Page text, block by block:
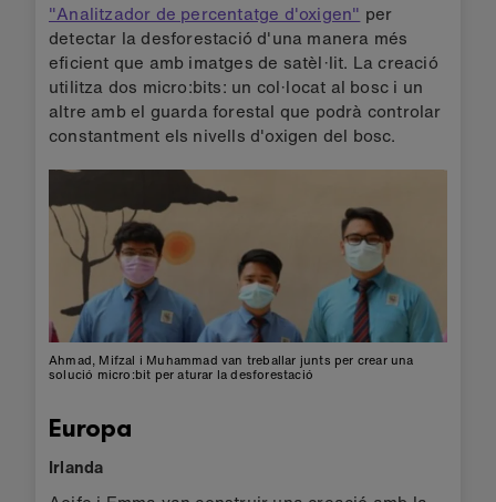
"Analitzador de percentatge d'oxigen" per
detectar la desforestació d'una manera més
eficient que amb imatges de satèl·lit. La creació
utilitza dos micro:bits: un col·locat al bosc i un
altre amb el guarda forestal que podrà controlar
constantment els nivells d'oxigen del bosc.
Ahmad, Mifzal i Muhammad van treballar junts per crear una
solució micro:bit per aturar la desforestació
Europa
Irlanda